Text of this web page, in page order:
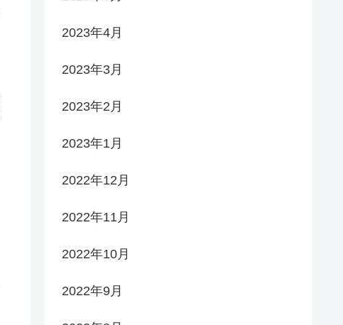
2023年4月
2023年3月
2023年2月
2023年1月
2022年12月
2022年11月
2022年10月
2022年9月